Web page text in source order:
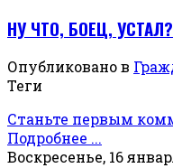
НУ ЧТО, БОЕЦ, УСТАЛ?
Опубликовано в
Теги
Станьте первым
Подробнее ...
Воскресенье, 16